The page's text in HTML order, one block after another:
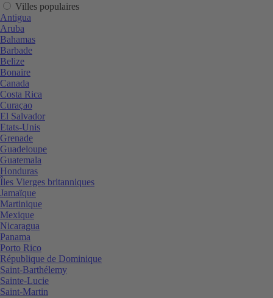
Villes populaires
Antigua
Aruba
Bahamas
Barbade
Belize
Bonaire
Canada
Costa Rica
Curaçao
El Salvador
Etats-Unis
Grenade
Guadeloupe
Guatemala
Honduras
Îles Vierges britanniques
Jamaïque
Martinique
Mexique
Nicaragua
Panama
Porto Rico
République de Dominique
Saint-Barthélemy
Sainte-Lucie
Saint-Martin